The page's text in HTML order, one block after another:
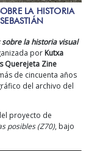
LA HISTORIA
la historia visual
por Kutxa
Querejeta Zine
de cincuenta años
del archivo del
proyecto de
posibles (Z70), bajo